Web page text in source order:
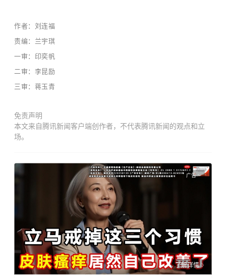
作者：刘连福
责编：兰宇琪
一审：印奕帆
二审：李昆励
三审：蒋玉青
免责声明
本文来自腾讯新闻客户端创作者，不代表腾讯新闻的观点和立
场。
广告
了解详情